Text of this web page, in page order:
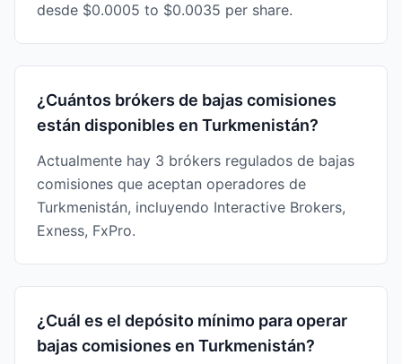
desde $0.0005 to $0.0035 per share.
¿Cuántos brókers de bajas comisiones
están disponibles en Turkmenistán?
Actualmente hay 3 brókers regulados de bajas
comisiones que aceptan operadores de
Turkmenistán, incluyendo Interactive Brokers,
Exness, FxPro.
¿Cuál es el depósito mínimo para operar
bajas comisiones en Turkmenistán?